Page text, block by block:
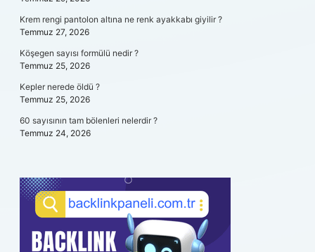
Krem rengi pantolon altına ne renk ayakkabı giyilir ?
Temmuz 27, 2026
Köşegen sayısı formülü nedir ?
Temmuz 25, 2026
Kepler nerede öldü ?
Temmuz 25, 2026
60 sayısının tam bölenleri nelerdir ?
Temmuz 24, 2026